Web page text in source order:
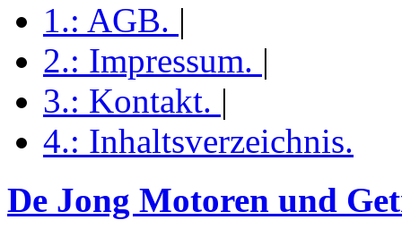
1.: AGB. |
2.: Impressum. |
3.: Kontakt. |
4.: Inhaltsverzeichnis.
De Jong Motoren und